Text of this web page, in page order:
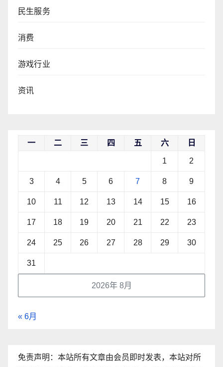
民生服务
消费
游戏行业
资讯
2026年 8月
一 二 三 四 五 六 日
1 2
3 4 5 6 7 8 9
10 11 12 13 14 15 16
17 18 19 20 21 22 23
24 25 26 27 28 29 30
31
« 6月
免责声明：本站所有文章由会员即时发表，本站对所